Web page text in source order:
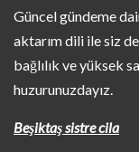
Güncel gündeme
aktarım dili ile siz
bağlılık ve yüksek
huzurunuzdayız.
Beşiktaş sistre cila